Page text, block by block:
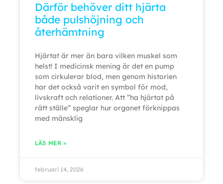
Därför behöver ditt hjärta
både pulshöjning och
återhämtning
Hjärtat är mer än bara vilken muskel som
helst! I medicinsk mening är det en pump
som cirkulerar blod, men genom historien
har det också varit en symbol för mod,
livskraft och relationer. Att ”ha hjärtat på
rätt ställe” speglar hur organet förknippas
med mänsklig
LÄS MER »
februari 14, 2026